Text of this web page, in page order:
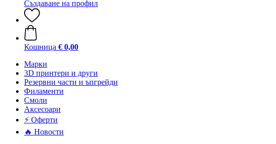
Създаване на профил
Кошница € 0,00
Mарки
3D принтери и други
Резервни части и ъпгрейди
Филаменти
Смоли
Аксесоари
⚡ Оферти
🔥 Новости